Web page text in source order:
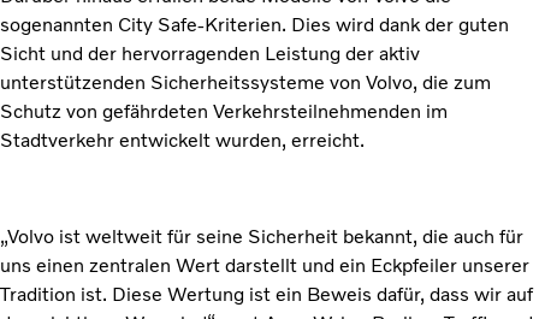
sogenannten City Safe-Kriterien. Dies wird dank der guten
Sicht und der hervorragenden Leistung der aktiv
unterstützenden Sicherheitssysteme von Volvo, die zum
Schutz von gefährdeten Verkehrsteilnehmenden im
Stadtverkehr entwickelt wurden, erreicht.
„Volvo ist weltweit für seine Sicherheit bekannt, die auch für
uns einen zentralen Wert darstellt und ein Eckpfeiler unserer
Tradition ist. Diese Wertung ist ein Beweis dafür, dass wir auf